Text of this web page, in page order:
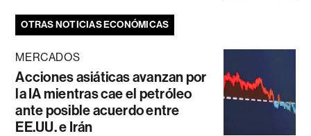
OTRAS NOTICIAS ECONÓMICAS
MERCADOS
Acciones asiáticas avanzan por
la IA mientras cae el petróleo
ante posible acuerdo entre
EE.UU. e Irán